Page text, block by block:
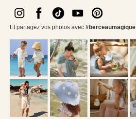
Et partagez vos photos avec #berceaumagique